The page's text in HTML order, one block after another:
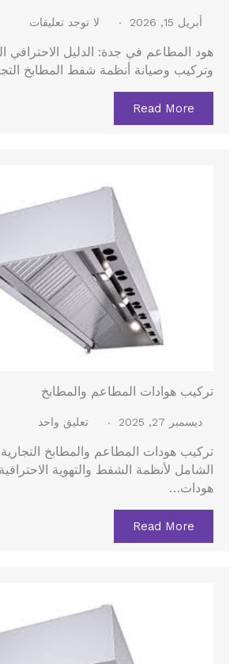
أبريل 15, 2026 لا توجد تعليقات
هود المطاعم في جدة: الدليل الاحترافي
وتركيب وصيانة أنظمة شفط المطابخ
Read More
تركيب هوادات المطاعم والمطابخ
ديسمبر 27, 2025 تعليق واحد
تركيب هودات المطاعم والمطابخ
الشامل لأنظمة الشفط والتهوية
هودات…
Read More